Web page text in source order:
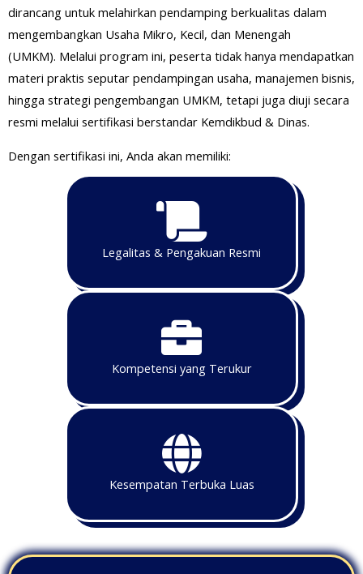
dirancang untuk melahirkan pendamping berkualitas dalam
mengembangkan Usaha Mikro, Kecil, dan Menengah
(UMKM). Melalui program ini, peserta tidak hanya mendapatkan
materi praktis seputar pendampingan usaha, manajemen bisnis,
hingga strategi pengembangan UMKM, tetapi juga diuji secara
resmi melalui sertifikasi berstandar Kemdikbud & Dinas.
Dengan sertifikasi ini, Anda akan memiliki:
Legalitas & Pengakuan Resmi
Kompetensi yang Terukur
Kesempatan Terbuka Luas